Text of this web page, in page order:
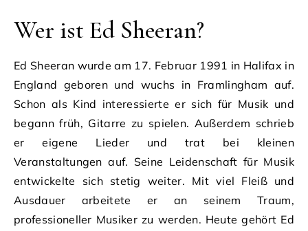
Wer ist Ed Sheeran?
Ed Sheeran wurde am 17. Februar 1991 in Halifax in
England geboren und wuchs in Framlingham auf.
Schon als Kind interessierte er sich für Musik und
begann früh, Gitarre zu spielen. Außerdem schrieb
er eigene Lieder und trat bei kleinen
Veranstaltungen auf. Seine Leidenschaft für Musik
entwickelte sich stetig weiter. Mit viel Fleiß und
Ausdauer arbeitete er an seinem Traum,
professioneller Musiker zu werden. Heute gehört Ed